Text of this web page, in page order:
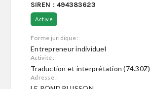
SIREN : 494383623
Active
Forme juridique :
Entrepreneur individuel
Activité :
Traduction et interprétation (74.30Z)
Adresse :